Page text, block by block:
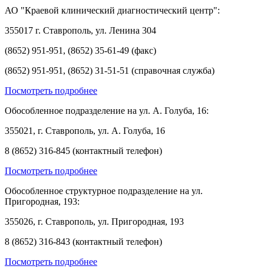
АО "Краевой клинический диагностический центр":
355017 г. Ставрополь, ул. Ленина 304
(8652) 951-951, (8652) 35-61-49 (факс)
(8652) 951-951, (8652) 31-51-51 (справочная служба)
Посмотреть подробнее
Обособленное подразделение на ул. А. Голуба, 16:
355021, г. Ставрополь, ул. А. Голуба, 16
8 (8652) 316-845 (контактный телефон)
Посмотреть подробнее
Обособленное структурное подразделение на ул.
Пригородная, 193:
355026, г. Ставрополь, ул. Пригородная, 193
8 (8652) 316-843 (контактный телефон)
Посмотреть подробнее